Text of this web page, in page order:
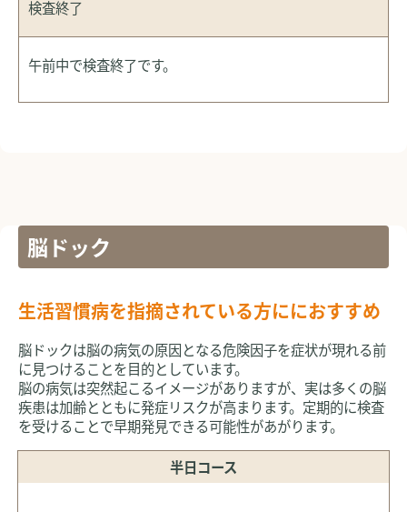
検査終了
午前中で検査終了です。
脳ドック
生活習慣病を指摘されている方ににおすすめ
脳ドックは脳の病気の原因となる危険因子を症状が現れる前
に見つけることを目的としています。
脳の病気は突然起こるイメージがありますが、実は多くの脳
疾患は加齢とともに発症リスクが高まります。定期的に検査
を受けることで早期発見できる可能性があがります。
半日コース